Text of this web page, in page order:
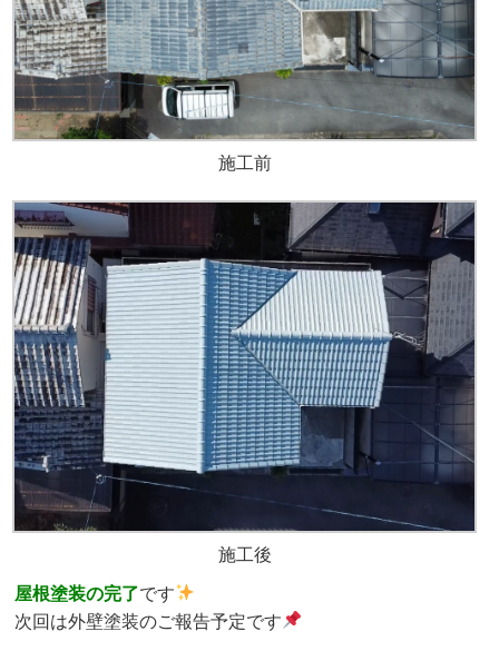
施工前
施工後
屋根塗装の完了です
次回は外壁塗装のご報告予定です